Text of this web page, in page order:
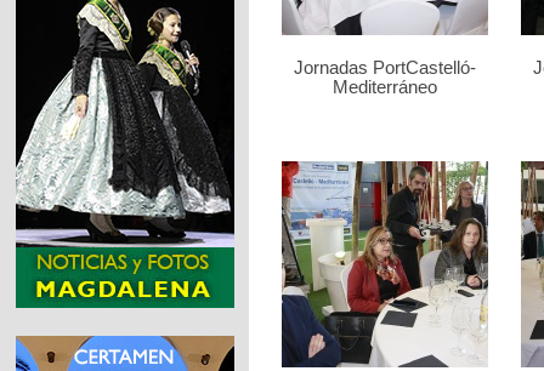
Jornadas PortCastelló-
Mediterráneo